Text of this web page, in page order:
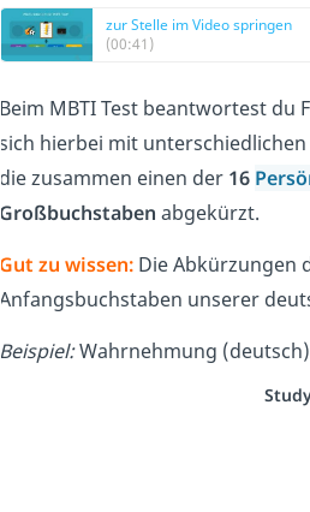
zur Stelle im Video springen
(00:41)
Beim MBTI Test beantwortest du
sich hierbei mit
die zusammen einen der 16
Großbuchstaben abgekürzt.
Gut zu wissen: Die Abkürzungen
Anfangsbuchstaben unserer
Beispiel:Wahrnehmung